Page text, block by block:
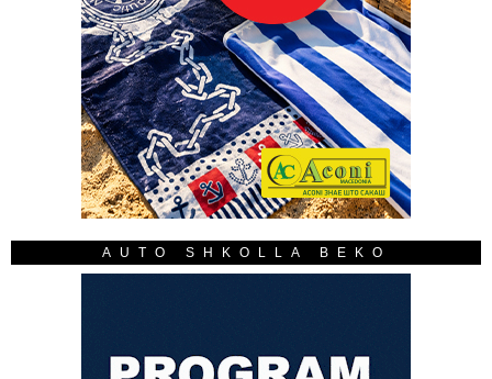
AUTO SHKOLLA BEKO